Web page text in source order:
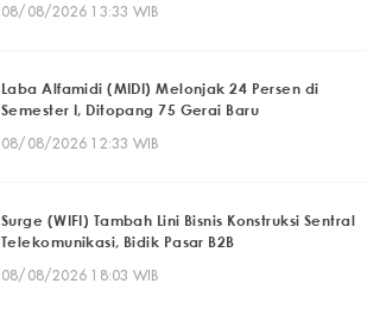
08/08/2026 13:33 WIB
Laba Alfamidi (MIDI) Melonjak 24 Persen di
Semester I, Ditopang 75 Gerai Baru
08/08/2026 12:33 WIB
Surge (WIFI) Tambah Lini Bisnis Konstruksi Sentral
Telekomunikasi, Bidik Pasar B2B
08/08/2026 18:03 WIB